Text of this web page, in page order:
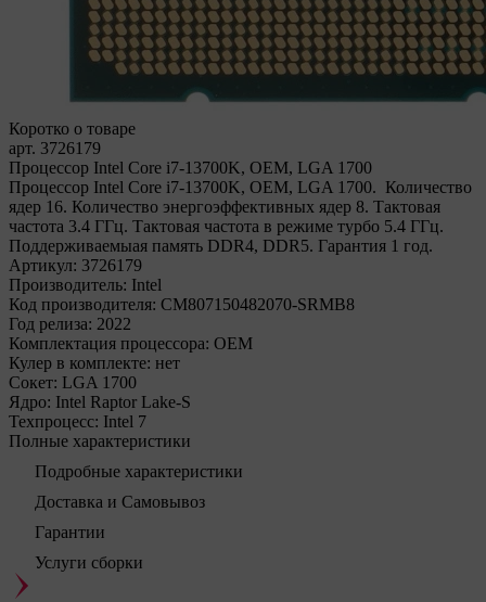
Коротко о товаре
арт. 3726179
Процессор Intel Core i7-13700K, OEM, LGA 1700
Процессор Intel Core i7-13700K, OEM, LGA 1700. Количество
ядер 16. Количество энергоэффективных ядер 8. Тактовая
частота 3.4 ГГц. Тактовая частота в режиме турбо 5.4 ГГц.
Поддерживаемыая память DDR4, DDR5. Гарантия 1 год.
Артикул: 3726179
Производитель: Intel
Код производителя: CM807150482070-SRMB8
Год релиза: 2022
Комплектация процессора: OEM
Кулер в комплекте: нет
Сокет: LGA 1700
Ядро: Intel Raptor Lake-S
Техпроцесс: Intel 7
Полные характеристики
Подробные характеристики
Доставка и Самовывоз
Гарантии
Услуги сборки